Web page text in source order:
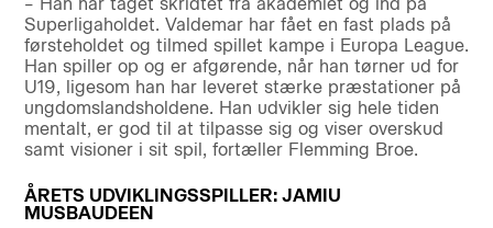
Superligaholdet. Valdemar har fået en fast plads på
førsteholdet og tilmed spillet kampe i Europa League.
Han spiller op og er afgørende, når han tørner ud for
U19, ligesom han har leveret stærke præstationer på
ungdomslandsholdene. Han udvikler sig hele tiden
mentalt, er god til at tilpasse sig og viser overskud
samt visioner i sit spil, fortæller Flemming Broe.
ÅRETS UDVIKLINGSSPILLER: JAMIU
MUSBAUDEEN